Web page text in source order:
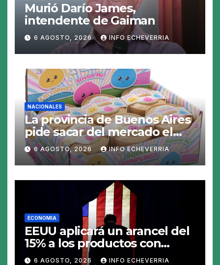
Murió Darío James,
intendente de Gaiman
6 AGOSTO, 2026 INFO ECHEVERRIA
NACIONALES
La provincia de Buenos Aires
pide sacar del mercado el
«Squeezy Dumpling», un
juguete «tóxico»
6 AGOSTO, 2026 INFO ECHEVERRIA
ECONOMIA
EEUU aplicará un arancel del
15% a los productos con
polisilicio para frenar el
6 AGOSTO, 2026 INFO ECHEVERRIA